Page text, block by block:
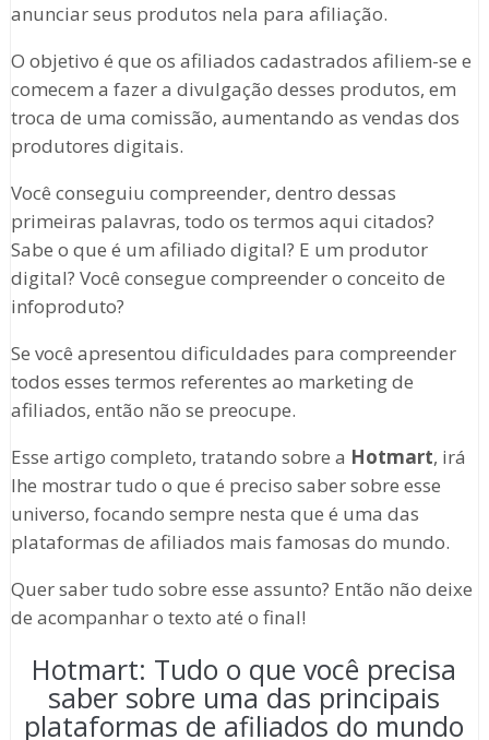
anunciar seus produtos nela para afiliação.
O objetivo é que os afiliados cadastrados afiliem-se e
comecem a fazer a divulgação desses produtos, em
troca de uma comissão, aumentando as vendas dos
produtores digitais.
Você conseguiu compreender, dentro dessas
primeiras palavras, todo os termos aqui citados?
Sabe o que é um afiliado digital? E um produtor
digital? Você consegue compreender o conceito de
infoproduto?
Se você apresentou dificuldades para compreender
todos esses termos referentes ao marketing de
afiliados, então não se preocupe.
Esse artigo completo, tratando sobre a Hotmart, irá
lhe mostrar tudo o que é preciso saber sobre esse
universo, focando sempre nesta que é uma das
plataformas de afiliados mais famosas do mundo.
Quer saber tudo sobre esse assunto? Então não deixe
de acompanhar o texto até o final!
Hotmart: Tudo o que você precisa
saber sobre uma das principais
plataformas de afiliados do mundo